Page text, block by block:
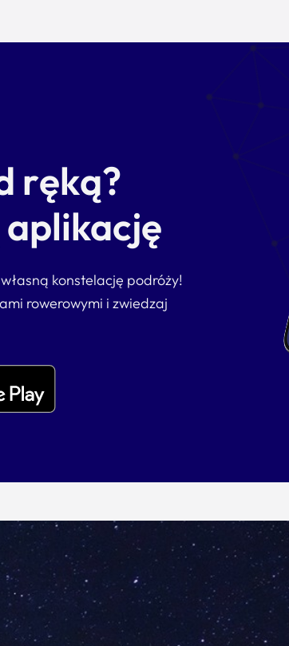
ręką?
aplikację
konstelację podróży!
rowerowymi i zwiedzaj